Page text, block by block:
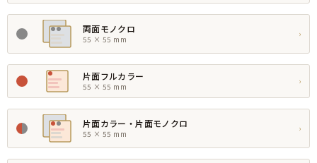
両面モノクロ
55 × 55 mm
›
片面フルカラー
55 × 55 mm
›
片面カラー・片面モノクロ
55 × 55 mm
›